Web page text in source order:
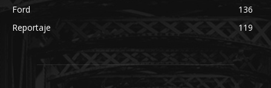
Ford
136
Reportaje
119